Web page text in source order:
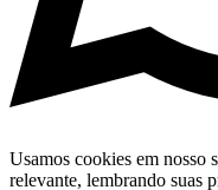
Usamos cookies em nosso
relevante, lembrando suas